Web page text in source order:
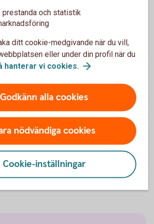
via internetbanken kan
ladda upp och hämta filer. Företaget
betaltjänsts formatkrav.
vill automatisera sina betal- och
genom en direkt SFTP-
affärs- eller ekonomisystemet
prestanda och statistik
ditt cookie-medgivande när du vill,
eller under din profil när du
hanterar vi cookies.
Godkänn alla cookies
nödvändiga cookies
Cookie-inställningar